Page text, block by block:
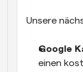
Unsere
Google
einen